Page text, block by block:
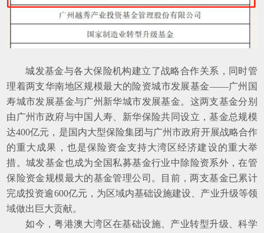
城发基金与各大保险机构建立了战略合作关系，同时管
理着两支华南地区规模最大的险资城市发展基金——广州国
寿城市发展基金与广州新华城市发展基金。这两支基金分别
由广州市政府与中国人寿
新华保险共同设立，基金总规模
达400亿元 ，是国内大型保险集团与广州市政府开展战略合作
的重大成果，也是保险资金支持大湾区经济建设的重大举
措。 城发基金也成为全国私募基金行业中除险资系外，在管
保险资金规模最大的基金管理公司。目前，两支基金已累计
完成投资逾600亿元，为区域内基础设施建设、产业升级等领
域做出巨大贡献。
如今，粤港澳大湾区在基础设施、产业转型升级、科学